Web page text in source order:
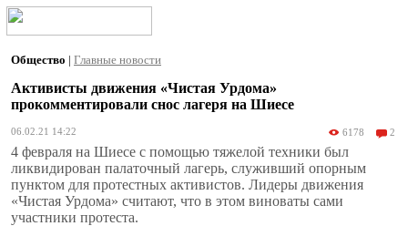
Общество | Главные новости
Активисты движения «Чистая Урдома»
прокомментировали снос лагеря на Шиесе
06.02.21 14:22 6178 2
4 февраля на Шиесе с помощью тяжелой техники был
ликвидирован палаточный лагерь, служивший опорным
пунктом для протестных активистов. Лидеры движения
«Чистая Урдома» считают, что в этом виноваты сами
участники протеста.